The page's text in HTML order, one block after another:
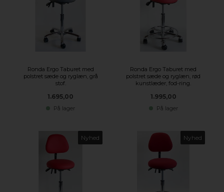
Ronda Ergo Taburet med
polstret sæde og ryglæn, grå
stof.
1.695,00
På lager
Ronda Ergo Taburet med
polstret sæde og ryglæn, rød
kunstlæder, fod-ring.
1.995,00
På lager
Nyhed Nyhed